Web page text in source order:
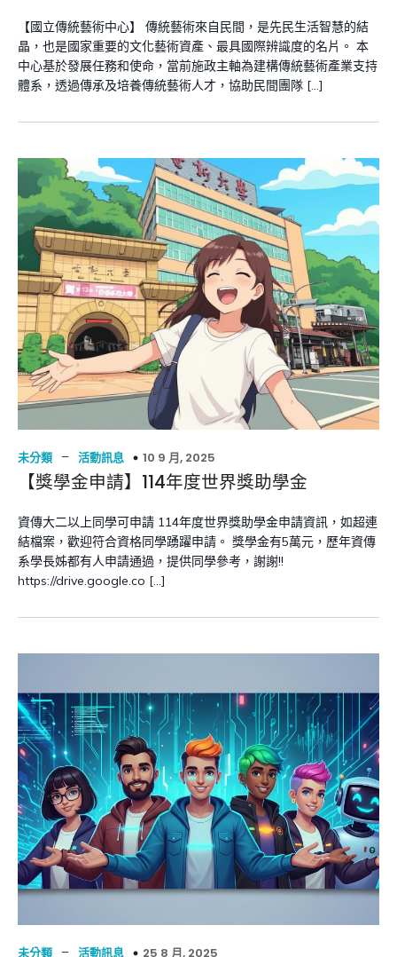
【國立傳統藝術中心】 傳統藝術來自民間，是先民生活智慧的結
晶，也是國家重要的文化藝術資產、最具國際辨識度的名片。 本
中心基於發展任務和使命，當前施政主軸為建構傳統藝術產業支持
體系，透過傳承及培養傳統藝術人才，協助民間團隊 […]
未分類 – 活動訊息 10 9 月, 2025
【獎學金申請】114年度世界獎助學金
資傳大二以上同學可申請 114年度世界獎助學金申請資訊，如超連
結檔案，歡迎符合資格同學踴躍申請。 獎學金有5萬元，歷年資傳
系學長姊都有人申請通過，提供同學參考，謝謝!!
https://drive.google.co […]
未分類 – 活動訊息 25 8 月, 2025